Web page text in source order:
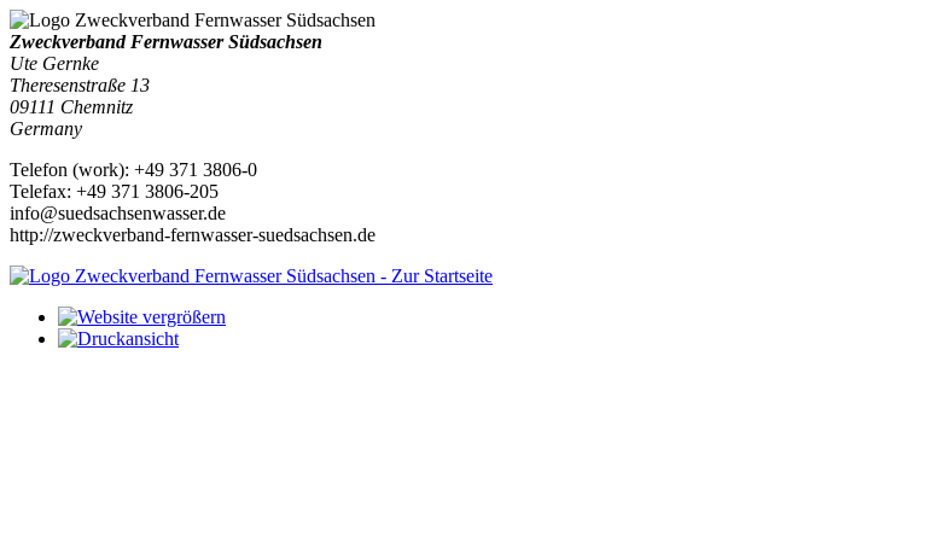
Zweckverband Fernwasser Südsachsen
Ute Gernke
Theresenstraße 13
09111 Chemnitz
Germany
Telefon (work): +49 371 3806-0
Telefax: +49 371 3806-205
info@suedsachsenwasser.de
http://zweckverband-fernwasser-suedsachsen.de